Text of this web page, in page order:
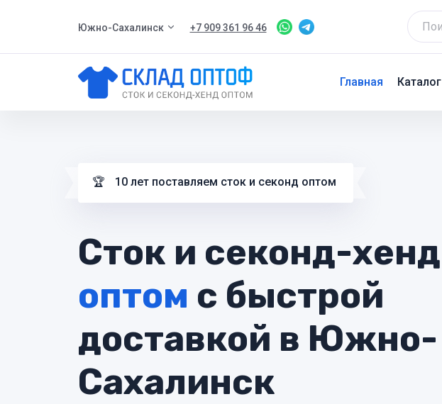
Южно-Сахалинск +7 909 361 96 46
Главная Каталог
🏆 10 лет поставляем сток и секонд оптом
Сток и секонд-хенд
оптом с быстрой
доставкой в Южно-
Сахалинск